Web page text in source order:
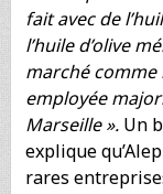
fait avec de
l’huile d’olive
marché comme
employée
Marseille ». Un
explique
rares